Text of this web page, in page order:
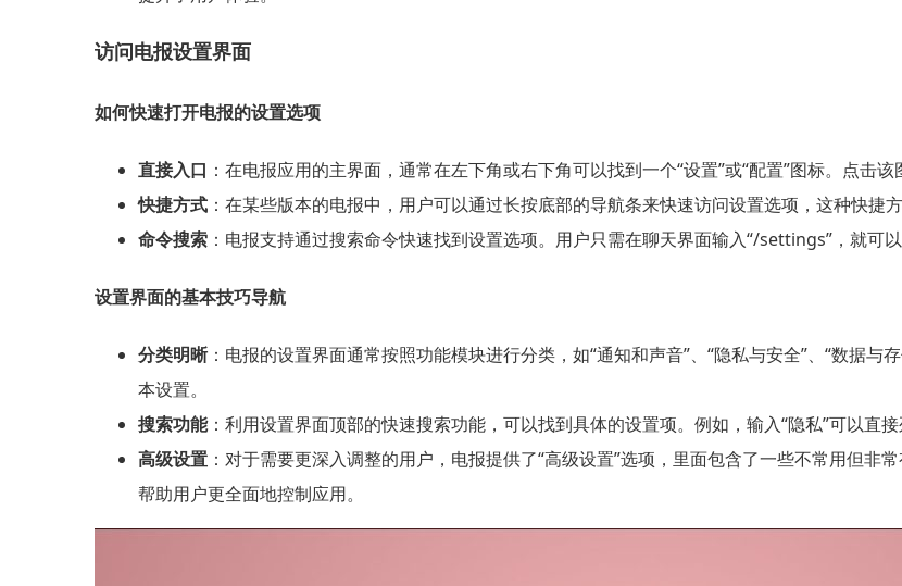
访问电报设置界面
如何快速打开电报的设置选项
直接入口 ：在电报应用的主界面，通常在左下角或右下角可以找到一个“设置”或“配置”图标。点击该
快捷方式 ：在某些版本的电报中，用户可以通过长按底部的导航条来快速访问设置选项，这种快捷
命令搜索 ：电报支持通过搜索命令快速找到设置选项。用户只需在聊天界面输入“/settings”，就可
设置界面的基本技巧导航
分类明晰：电报的设置界面通常按照功能模块进行分类，如“通知和声音”、“隐私与安全”、“数据
本设置。
搜索功能：利用设置界面顶部的快速搜索功能，可以找到具体的设置项。例如，输入“隐私”可以直接
高级设置 ：对于需要更深入调整的用户，电报提供了“高级设置”选项，里面包含了一些不常用但非
帮助用户更全面地控制应用。